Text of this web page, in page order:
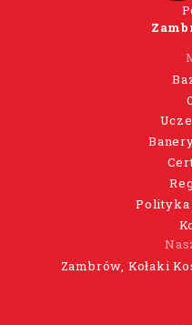
Polityka
Zambrów, Kołaki